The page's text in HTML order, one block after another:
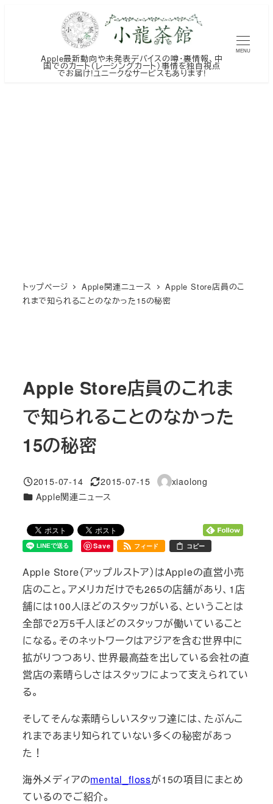
Apple最新動向や未発表デバイスの噂・裏情報、中
国でのカート（レーシングカート）事情を独自視点
でお届け!ユニークなサービスもあります!
MENU
トップページ Apple関連ニュース
Apple Store店員のこ
れまで知られることのなかった15の秘密
Apple Store店員のこれま
で知られることのなかった
15の秘密
投稿日
2015-07-14
更新日
2015-07-15
著
xiaolong
カテゴリー
Apple関連ニュース
Save フィード コピー
Apple Store（アップルストア）はAppleの直営小売
店のこと。アメリカだけでも265の店舗があり、1店
舗には100人ほどのスタッフがいる、ということは
全部で2万5千人ほどのスタッフが働いていること
になる。そのネットワークはアジアを含む世界中に
拡がりつつあり、世界最高益を出している会社の直
営店の素晴らしさはスタッフによって支えられてい
る。
そしてそんな素晴らしいスタッフ達には、たぶんこ
れまであまり知られていない多くの秘密があっ
た！
海外メディアのmental_flossが15の項目にまとめ
ているのでご紹介。